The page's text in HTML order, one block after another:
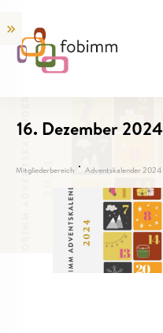
16. Dezember 2024
Mitgliederbereich Adventskalender 2024